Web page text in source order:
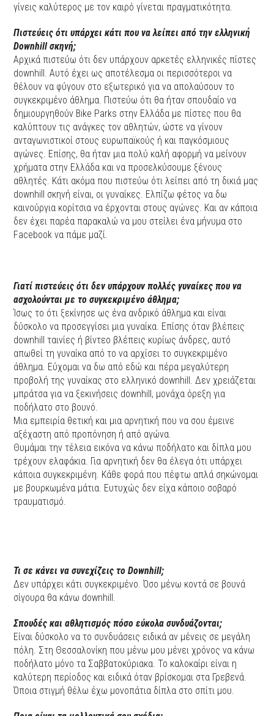
γίνεις καλύτερος με τον καιρό γίνεται πραγματικότητα.
Πιστεύεις ότι υπάρχει κάτι που να λείπει από την ελληνική
Downhillσκηνή;
Αρχικά πιστεύω ότι δεν υπάρχουν αρκετές ελληνικές πίστες
downhill. Αυτό έχει ως αποτέλεσμα οι περισσότεροι να
θέλουν να φύγουν στο εξωτερικό για να απολαύσουν το
συγκεκριμένο άθλημα. Πιστεύω ότι θα ήταν σπουδαίο να
δημιουργηθούν Bike Parks στην Ελλάδα με πίστες που θα
καλύπτουν τις ανάγκες τον αθλητών, ώστε να γίνουν
ανταγωνιστικοί στους ευρωπαϊκούς ή και παγκόσμιους
αγώνες. Επίσης, θα ήταν μια πολύ καλή αφορμή να μείνουν
χρήματα στην Ελλάδα και να προσελκύσουμε ξένους
αθλητές. Κάτι ακόμα που πιστεύω ότι λείπει από τη δικιά μας
downhill σκηνή είναι, οι γυναίκες. Ελπίζω φέτος να δω
καινούργια κορίτσια να έρχονται στους αγώνες. Και αν κάποια
δεν έχει παρέα παρακαλώ να μου στείλει ένα μήνυμα στο
Facebook να πάμε μαζί.
Γιατί πιστεύεις ότι δεν υπάρχουν πολλές γυναίκες που να
ασχολούνται με το συγκεκριμένο άθλημα;
Ίσως το ότι ξεκίνησε ως ένα ανδρικό άθλημα και είναι
δύσκολο να προσεγγίσει μια γυναίκα. Επίσης όταν βλέπεις
downhill ταινίες ή βίντεο βλέπεις κυρίως άνδρες, αυτό
απωθεί τη γυναίκα από το να αρχίσει το συγκεκριμένο
άθλημα. Εύχομαι να δω από εδώ και πέρα μεγαλύτερη
προβολή της γυναίκας στο ελληνικό downhill. Δεν χρειάζεται
μπράτσα για να ξεκινήσεις downhill, μονάχα όρεξη για
ποδήλατο στο βουνό.
Μια εμπειρία θετική και μια αρνητική που να σου έμεινε
αξέχαστη από προπόνηση ή από αγώνα.
Θυμάμαι την τέλεια εικόνα να κάνω ποδήλατο και δίπλα μου
τρέχουν ελαφάκια. Για αρνητική δεν θα έλεγα ότι υπάρχει
κάποια συγκεκριμένη. Κάθε φορά που πέφτω απλά σηκώνομαι
με βουρκωμένα μάτια. Ευτυχώς δεν είχα κάποιο σοβαρό
τραυματισμό.
Τι σε κάνει να συνεχίζεις το Downhill;
Δεν υπάρχει κάτι συγκεκριμένο. Όσο μένω κοντά σε βουνά
σίγουρα θα κάνω downhill.
Σπουδές και αθλητισμός πόσο εύκολα συνδυάζονται;
Είναι δύσκολο να το συνδυάσεις ειδικά αν μένεις σε μεγάλη
πόλη. Στη Θεσσαλονίκη που μένω μου μένει χρόνος να κάνω
ποδήλατο μόνο τα Σαββατοκύριακα. Το καλοκαίρι είναι η
καλύτερη περίοδος και ειδικά όταν βρίσκομαι στα Γρεβενά.
Όποια στιγμή θέλω έχω μονοπάτια δίπλα στο σπίτι μου.